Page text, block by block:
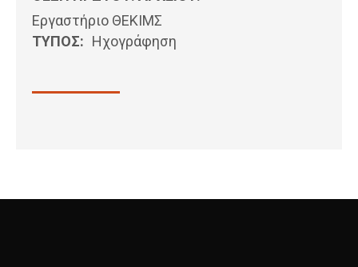
Εργαστήριο ΘΕΚΙΜΣ
ΤΥΠΟΣ: Ηχογράφηση